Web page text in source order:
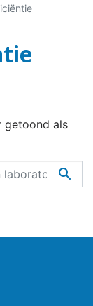
getoond als
